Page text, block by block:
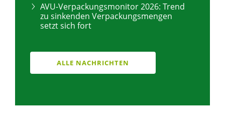
AVU-Verpackungsmonitor 2026: Trend
zu sinkenden Verpackungsmengen
setzt sich fort
ALLE NACHRICHTEN